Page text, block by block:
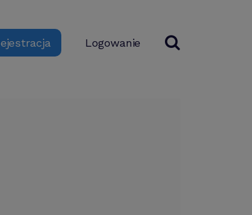
Rejestracja Logowanie